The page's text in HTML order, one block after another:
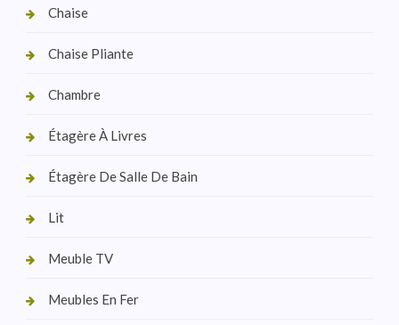
Chaise
Chaise Pliante
Chambre
Étagère À Livres
Étagère De Salle De Bain
Lit
Meuble TV
Meubles En Fer